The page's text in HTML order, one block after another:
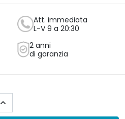
Att. immediata
L-V 9 a 20:30
2 anni
di garanzia
